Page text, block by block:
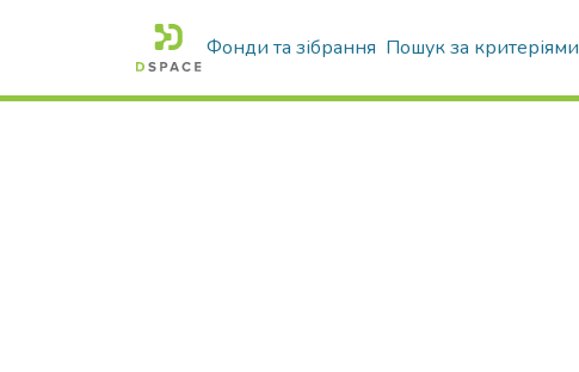
Фонди та зібрання Пошук за критеріями